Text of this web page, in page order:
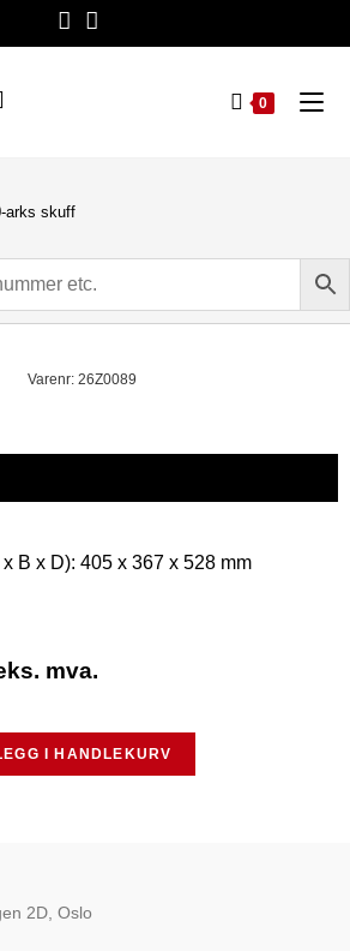
0
skuff
Varenr: 26Z0089
B x D): 405 x 367 x 528 mm
mva.
I HANDLEKURV
2D, Oslo